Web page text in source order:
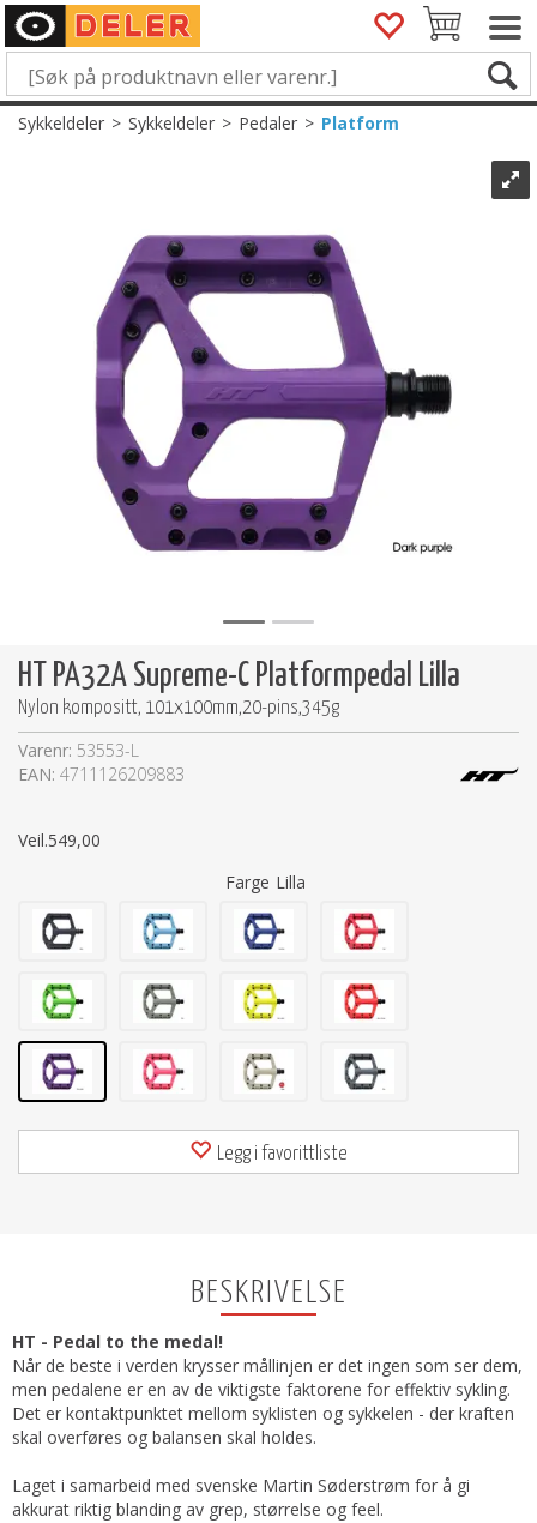
Sykkeldeler>Sykkeldeler>Pedaler>Platform
HT PA32A Supreme-C Platformpedal Lilla
Nylon kompositt, 101x100mm,20-pins,345g
Varenr: 53553-L
EAN: 4711126209883
Veil.549,00
Farge Lilla
Legg i favorittliste
BESKRIVELSE
HT - Pedal to the medal!
Når de beste i verden krysser mållinjen er det ingen som ser dem,
men pedalene er en av de viktigste faktorene for effektiv sykling.
Det er kontaktpunktet mellom syklisten og sykkelen - der kraften
skal overføres og balansen skal holdes.
Laget i samarbeid med svenske Martin Søderstrøm for å gi
akkurat riktig blanding av grep, størrelse og feel.